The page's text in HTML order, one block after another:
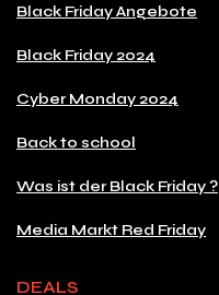
Black Friday Angebote
Black Friday 2024
Cyber Monday 2024
Back to school
Was ist der Black Friday ?
Media Markt Red Friday
DEALS